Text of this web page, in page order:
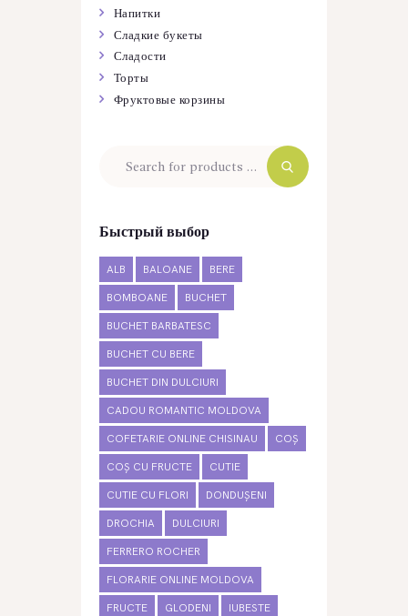
Напитки
Сладкие букеты
Сладости
Торты
Фруктовые корзины
Быстрый выбор
ALB BALOANE BERE
BOMBOANE BUCHET
BUCHET BARBATESC
BUCHET CU BERE
BUCHET DIN DULCIURI
CADOU ROMANTIC MOLDOVA
COFETARIE ONLINE CHISINAU COȘ
COȘ CU FRUCTE CUTIE
CUTIE CU FLORI DONDUȘENI
DROCHIA DULCIURI
FERRERO ROCHER
FLORARIE ONLINE MOLDOVA
FRUCTE GLODENI IUBESTE